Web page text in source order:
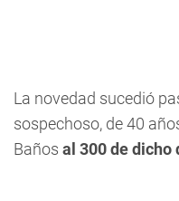
La novedad sucedió
sospechoso, de 40
Baños al 300 de dicho